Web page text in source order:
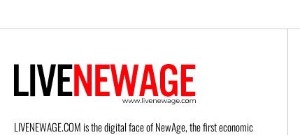
LIVENEWAGE.COM is the digital face of NewAge, the first economic